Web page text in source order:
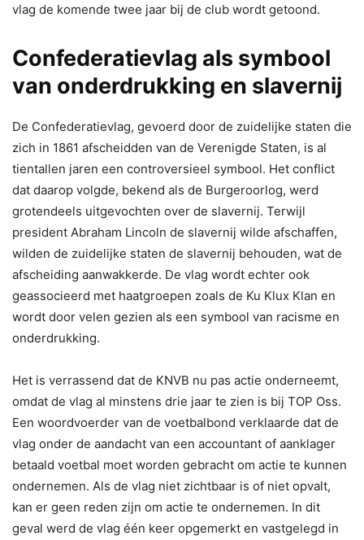
vlag de komende twee jaar bij de club wordt getoond.
Confederatievlag als symbool
van onderdrukking en slavernij
De Confederatievlag, gevoerd door de zuidelijke staten die
zich in 1861 afscheidden van de Verenigde Staten, is al
tientallen jaren een controversieel symbool. Het conflict
dat daarop volgde, bekend als de Burgeroorlog, werd
grotendeels uitgevochten over de slavernij. Terwijl
president Abraham Lincoln de slavernij wilde afschaffen,
wilden de zuidelijke staten de slavernij behouden, wat de
afscheiding aanwakkerde. De vlag wordt echter ook
geassocieerd met haatgroepen zoals de Ku Klux Klan en
wordt door velen gezien als een symbool van racisme en
onderdrukking.
Het is verrassend dat de KNVB nu pas actie onderneemt,
omdat de vlag al minstens drie jaar te zien is bij TOP Oss.
Een woordvoerder van de voetbalbond verklaarde dat de
vlag onder de aandacht van een accountant of aanklager
betaald voetbal moet worden gebracht om actie te kunnen
ondernemen. Als de vlag niet zichtbaar is of niet opvalt,
kan er geen reden zijn om actie te ondernemen. In dit
geval werd de vlag één keer opgemerkt en vastgelegd in